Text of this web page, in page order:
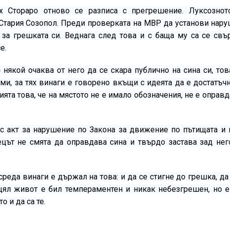
Стораро отново се разписа с прегрешение.
Созопол. Преди проверката на МВР да установи
грешката си. Веднага след това и с баща му са се
някой очаква от него да се скара публично на сина си,
за тях винаги е говорено вкъщи с идеята да е
това, че на мястото не е имало обозначения, не е
акт за нарушение по Закона за движение по пътищата и
не смята да оправдава сина и твърдо застава зад
винаги е държал на това: и да се стигне до грешка,
живот е бил темпераментен и никак небезгрешен, но е
и да са те.